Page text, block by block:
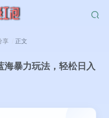
享 正文
海暴力玩法，轻松日入